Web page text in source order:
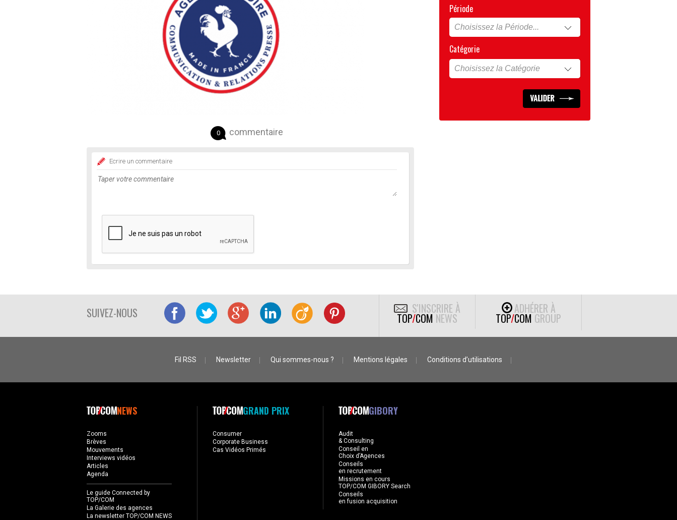
0 commentaire
Ecrire un commentaire
Période
Catégorie
SUIVEZ-NOUS S'INSCRIRE À
TOP/COM NEWS
ADHÉRER À
TOP/COM GROUP
Fil RSS Newsletter Qui sommes-nous ? Mentions légales Conditions d’utilisations
NEWS
Zooms
Brèves
Mouvements
Interviews vidéos
Articles
Agenda
Le guide Connected by
TOP/COM
La Galerie des agences
La newsletter TOP/COM NEWS
GRAND PRIX
Consumer
Corporate Business
Cas Vidéos Primés
GIBORY
Audit
& Consulting
Conseil en
Choix d’Agences
Conseils
en recrutement
Missions en cours
TOP/COM GIBORY Search
Conseils
en fusion acquisition